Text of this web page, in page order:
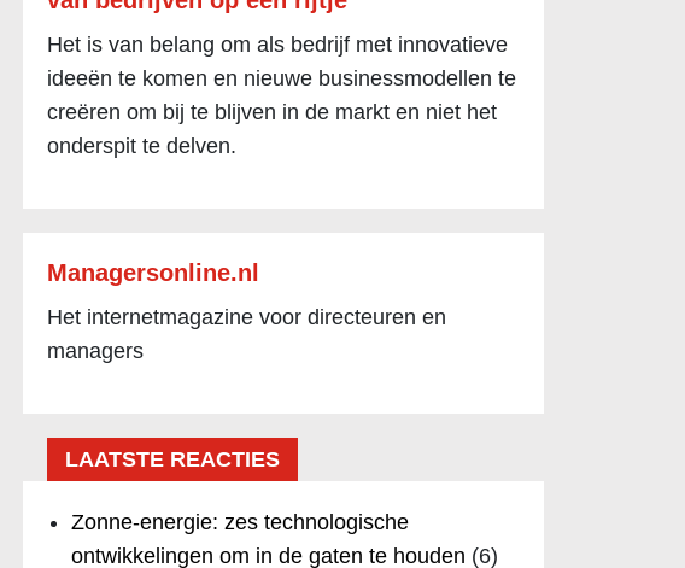
Het is van belang om als bedrijf met innovatieve
ideeën te komen en nieuwe businessmodellen te
creëren om bij te blijven in de markt en niet het
onderspit te delven.
Managersonline.nl
Het internetmagazine voor directeuren en
managers
LAATSTE REACTIES
Zonne-energie: zes technologische
ontwikkelingen om in de gaten te houden (6)